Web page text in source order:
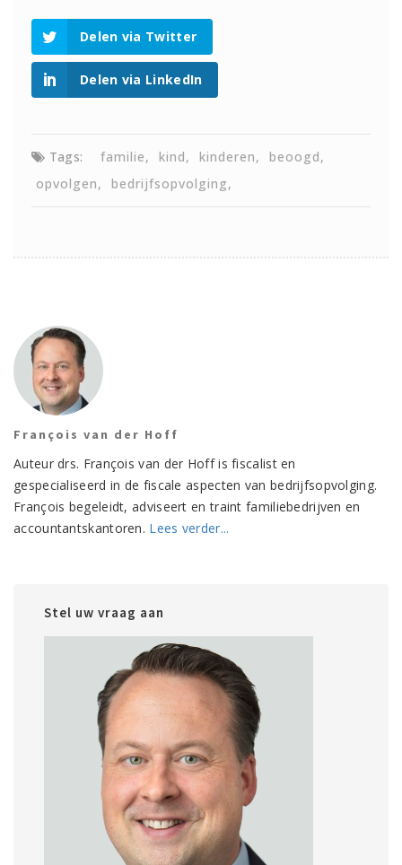
Delen via Twitter
Delen via LinkedIn
Tags: familie kind kinderen
beoogd
opvolgen
bedrijfsopvolging
François van der Hoff
Auteur drs. François van der Hoff is fiscalist en
gespecialiseerd in de fiscale aspecten van bedrijfsopvolging.
François begeleidt, adviseert en traint familiebedrijven en
accountantskantoren. Lees verder...
Stel uw vraag aan